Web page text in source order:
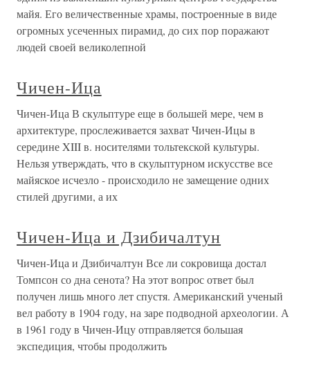
майя. Его величественные храмы, построенные в виде
огромных усеченных пирамид, до сих пор поражают
людей своей великолепной
Чичен-Ица
Чичен-Ица В скульптуре еще в большей мере, чем в
архитектуре, прослеживается захват Чичен-Ицы в
середине XIII в. носителями тольтекской культуры.
Нельзя утверждать, что в скульптурном искусстве все
майяское исчезло - происходило не замещение одних
стилей другими, а их
Чичен-Ица и Дзибичалтун
Чичен-Ица и Дзибичалтун Все ли сокровища достал
Томпсон со дна сенота? На этот вопрос ответ был
получен лишь много лет спустя. Американский ученый
вел работу в 1904 году, на заре подводной археологии. А
в 1961 году в Чичен-Ицу отправляется большая
экспедиция, чтобы продолжить